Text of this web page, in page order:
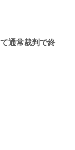
通常裁判で終